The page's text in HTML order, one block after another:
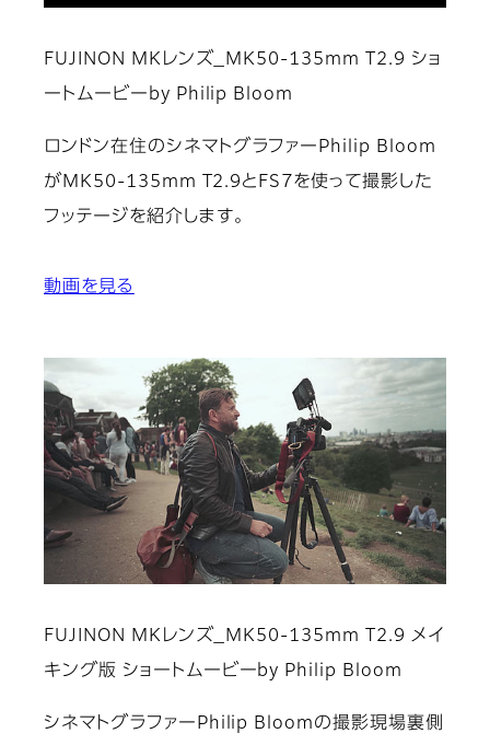
FUJINON MKレンズ_MK50-135mm T2.9 ショ
ートムービーby Philip Bloom
ロンドン在住のシネマトグラファーPhilip Bloom
がMK50-135mm T2.9とFS7を使って撮影した
フッテージを紹介します。
動画を見る
FUJINON MKレンズ_MK50-135mm T2.9 メイ
キング版 ショートムービーby Philip Bloom
シネマトグラファーPhilip Bloomの撮影現場裏側